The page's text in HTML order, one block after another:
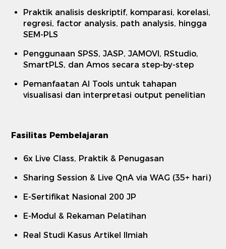
Praktik analisis deskriptif, komparasi, korelasi,
regresi, factor analysis, path analysis, hingga
SEM-PLS
Penggunaan SPSS, JASP, JAMOVI, RStudio,
SmartPLS, dan Amos secara step-by-step
Pemanfaatan AI Tools untuk tahapan
visualisasi dan interpretasi output penelitian
Fasilitas Pembelajaran
6x Live Class, Praktik & Penugasan
Sharing Session & Live QnA via WAG (35+ hari)
E-Sertifikat Nasional 200 JP
E-Modul & Rekaman Pelatihan
Real Studi Kasus Artikel Ilmiah